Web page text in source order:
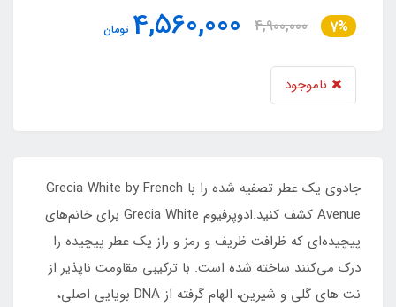
7%
4,900,000
4,560,000 تومان
ناموجود
جادوی یک عطر تصفیه شده را با Grecia White by French
Avenue کشف کنید.ادوپرفیوم Grecia White برای خانم‌های
پیچیده‌ای که ظرافت ظریف و رمز و راز یک عطر پیچیده را
درک می‌کنند ساخته شده است. با ترکیبی مقاومت ناپذیر از
نت های گلی و شیرین، الهام گرفته از DNA بویایی اصلی،